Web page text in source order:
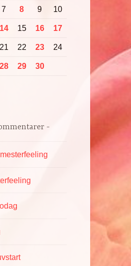
7 8 9 10
14 15 16 17
21 22 23 24
28 29 30